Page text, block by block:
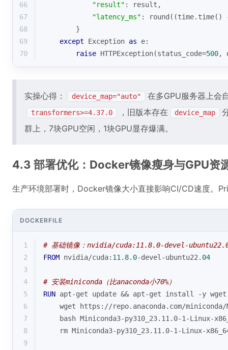
66
"result" : result,
67
"latency_ms" : round
68
        }
69
except Exception as e:
70
raise HTTPException(status_code=500,
实操心得： device_map="auto" 在多GPU服务器上会
transformers>=4.37.0 ，旧版本存在 device_map
群上，7块GPU空闲，1块GPU显存爆满。
4.3 部署优化：Docker镜像瘦身与GPU资
生产环境部署时，Docker镜像大小直接影响CI/CD速度。
DOCKERFILE
1
# 基础镜像：nvidia/cuda:11.8.0-devel-
2
FROM nvidia/cuda: 11.8. 0-devel-ubuntu22. 04
3
4
# 安装miniconda（比anaconda小70%）
5
RUN apt-get update && apt-get install -y
6
wget https://repo.anaconda.com/
7
bash Miniconda3-py310_23.11.0-1-Linux-
8
rm Miniconda3-py310_23.11.0-1-Linux-
9